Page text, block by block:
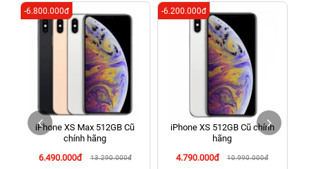
Đức cũ)
256 Võ Văn Ngân, Thủ Đức, Hồ Chí Minh (Bình Thọ, TP. Thủ
Đức Cũ)
70 Nguyễn An Ninh, Dĩ An, Hồ Chí Minh (Bình Dương Cũ)
24h Vũng Tàu: 162A Ba Cu, Vũng Tàu, Hồ Chí Minh (TP. Vũng
Tàu cũ)
198 Hoàng Văn Thụ, Tân Sơn Nhất, Hồ Chí Minh (Tân Bình
iPhone XS Max 512GB Cũ
chính hãng
6.490.000đ
13.290.000đ
-6.800.000đ
iPhone XS 512GB Cũ chính
hãng
4.790.000đ
10.990.000đ
-6.200.000đ